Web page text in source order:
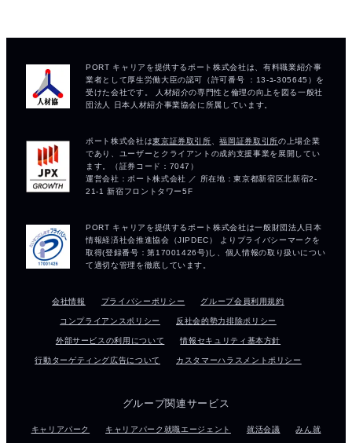
会社情報 プライバシーポリシー グループ会員利用規約
コンプライアンスポリシー 反社会的勢力排除ポリシー
外部サービスの利用について 情報セキュリティ基本方針
行動ターゲティング広告について カスタマーハラスメントポリシー